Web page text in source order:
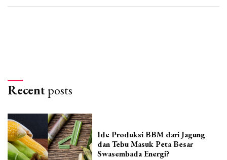
Recentposts
Ide Produksi BBM dari Jagung
dan Tebu Masuk Peta Besar
Swasembada Energi?